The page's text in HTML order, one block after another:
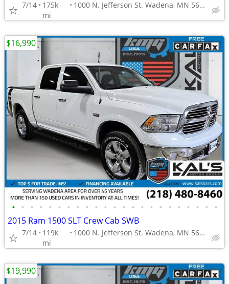
7/14
175k
mi
1000 N. Jefferson St. Wadena, MN 56482
• • • • • • • • • • • • • • • • • • • • • • •
2015 Ram 1500 SLT Crew Cab SWB
7/14
119k
mi
1000 N. Jefferson St. Wadena, MN 56482
$16,990
$19,990